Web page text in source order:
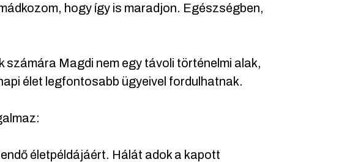
hogy így is maradjon. Egészségben,
számára Magdi nem egy távoli történelmi alak,
élet legfontosabb ügyeivel fordulhatnak.
életpéldájáért. Hálát adok a kapott